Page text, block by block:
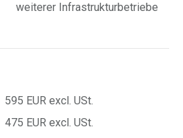
weiterer Infrastrukturbetriebe
595 EUR excl. USt.
475 EUR excl. USt.